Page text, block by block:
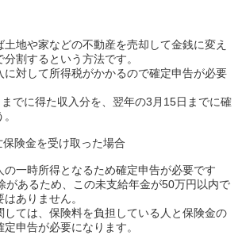
地や家などの不動産を売却して金銭に変え
割するという方法です。
に対して所得税がかかるので確定申告が必要
でに得た収入分を、翌年の3月15日までに確
険金を受け取った場合
一時所得となるため確定申告が必要です
があるため、この未支給年金が50万円以内で
ありません。
しては、保険料を負担している人と保険金の
申告が必要になります。